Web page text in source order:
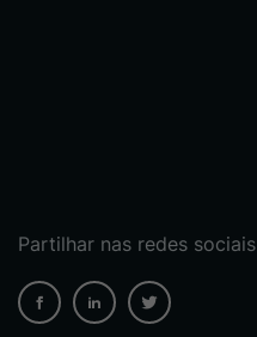
Partilhar nas redes sociais